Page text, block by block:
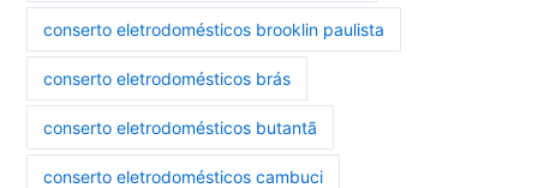
conserto eletrodomésticos brooklin paulista
conserto eletrodomésticos brás
conserto eletrodomésticos butantã
conserto eletrodomésticos cambuci